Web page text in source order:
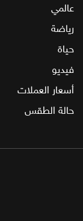
عالمي
رياضة
حياة
فيديو
أسعار العملات
حالة الطقس